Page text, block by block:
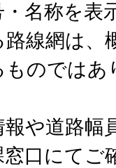
・名称を表
路線網は、
ものではあ
報や道路幅
窓口にてご